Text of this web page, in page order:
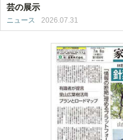
芸の展示
ニュース 2026.07.31